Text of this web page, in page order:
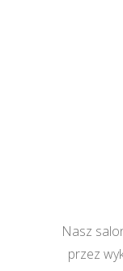
Nasz
przez